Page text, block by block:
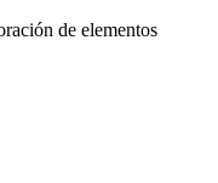
de elementos